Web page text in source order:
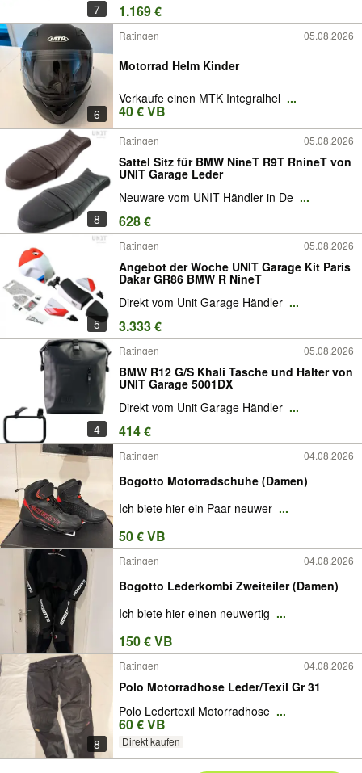
7 1.169 €
6
Ratingen 05.08.2026
Motorrad Helm Kinder
Verkaufe einen MTK Integralhel ...
40 € VB
8
Ratingen 05.08.2026
Sattel Sitz für BMW NineT R9T RnineT von
UNIT Garage Leder
Neuware vom UNIT Händler in De ...
628 €
5
Ratingen 05.08.2026
Angebot der Woche UNIT Garage Kit Paris
Dakar GR86 BMW R NineT
Direkt vom Unit Garage Händler ...
3.333 €
4
Ratingen 05.08.2026
BMW R12 G/S Khali Tasche und Halter von
UNIT Garage 5001DX
Direkt vom Unit Garage Händler ...
414 €
Ratingen 04.08.2026
Bogotto Motorradschuhe (Damen)
Ich biete hier ein Paar neuwer ...
50 € VB
Ratingen 04.08.2026
Bogotto Lederkombi Zweiteiler (Damen)
Ich biete hier einen neuwertig ...
150 € VB
8
Ratingen 04.08.2026
Polo Motorradhose Leder/Texil Gr 31
Polo Ledertexil Motorradhose ...
60 € VB
Direkt kaufen